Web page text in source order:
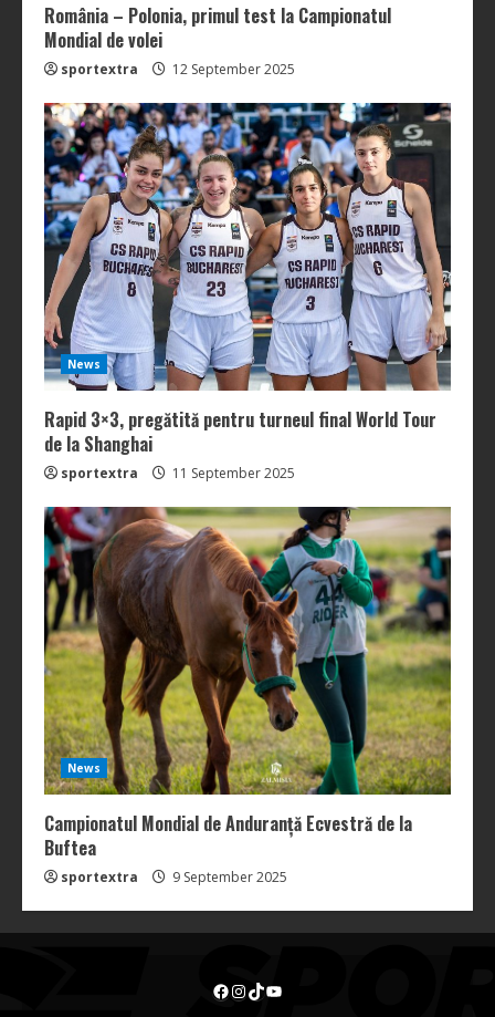
România – Polonia, primul test la Campionatul
Mondial de volei
sportextra 12 September 2025
News
Rapid 3×3, pregătită pentru turneul final World Tour
de la Shanghai
sportextra 11 September 2025
News
Campionatul Mondial de Anduranță Ecvestră de la
Buftea
sportextra 9 September 2025
Facebook
Instagram
TikTokYouTube